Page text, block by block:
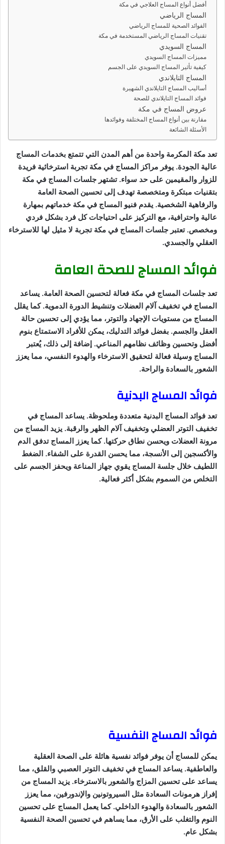
أفضل أنواع المساج العلاجي في مكة
المساج الرياضي
الفوائد الصحية للمساج الرياضي
تقنيات المساج الرياضي المستخدمة في مكة
المساج السويدي
مميزات المساج السويدي
كيفية تأثير المساج السويدي على الجسم
المساج التايلاندي
أساليب المساج التايلاندي الشهيرة
فوائد المساج التايلاندي للصحة
عروض المساج في مكة
مقارنة بين أنواع المساج المختلفة وفوائدها
الأسئلة الشائعة
تعد مكة المكرمة واحدة من أهم المدن التي تتمتع بخدمات المساج
عالية الجودة. يوفر مراكز المساج في مكة تجربة استرخائية فريدة
للزوار والمقيمين على حد سواء. تشتهر جلسات المساج في مكة
بتقنيات مبتكرة ومتخصصة تهدف إلى تحسين الصحة العامة
والرفاهية الشخصية. يقدم فنيو المساج في مكة خدماتهم بمهارة
عالية واحترافية، مع التركيز على احتياجات كل فرد بشكل فردي
ومخصص. تعتبر جلسات المساج في مكة تجربة لا مثيل لها للاسترخاء
العقلي والجسدي.
فوائد المساج للصحة العامة
تعد جلسات المساج في مكة فعالة لتحسين الصحة العامة. يساعد
المساج في تخفيف آلام العضلات وتنشيط الدورة الدموية. كما يقلل
المساج من مستويات الإجهاد والتوتر، مما يؤدي إلى تحسين حالة
العقل والجسم. بفضل فوائد التدليك، يمكن للأفراد الاستمتاع بنوم
أفضل وتحسين وظائف نظامهم المناعي. إضافة إلى ذلك، يُعتبر
المساج وسيلة فعالة لتحقيق الاسترخاء والهدوء النفسي، مما يعزز
الشعور بالسعادة والراحة.
فوائد المساج البدنية
تعد فوائد المساج البدنية متعددة وملحوظة. يساعد المساج في
تخفيف التوتر العضلي وتخفيف آلام الظهر والرقبة. يزيد المساج من
مرونة العضلات ويحسن نطاق حركتها. كما يعزز المساج تدفق الدم
والأكسجين إلى الأنسجة، مما يحسن القدرة على الشفاء. الضغط
اللطيف خلال جلسة المساج يقوي جهاز المناعة ويحفز الجسم على
التخلص من السموم بشكل أكثر فعالية.
فوائد المساج النفسية
يمكن للمساج أن يوفر فوائد نفسية هائلة على الصحة العقلية
والعاطفية. يساعد المساج في تخفيف التوتر العصبي والقلق، مما
يساعد على تحسين المزاج والشعور بالاسترخاء. يزيد المساج من
إفراز هرمونات السعادة مثل السيروتونين والإندورفين، مما يعزز
الشعور بالسعادة والهدوء الداخلي. كما يعمل المساج على تحسين
النوم والتغلب على الأرق، مما يساهم في تحسين الصحة النفسية
بشكل عام.